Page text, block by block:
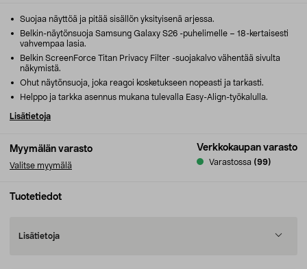
Myymälän varasto
Valitse myymälä
Verkkokaupan varasto
Varastossa (99)
Suojaa näyttöä ja pitää sisällön yksityisenä arjessa.
Belkin-näytönsuoja Samsung Galaxy S26 -puhelimelle – 18-kertaisesti
vahvempaa lasia.
Belkin ScreenForce Titan Privacy Filter -suojakalvo vähentää sivulta
näkymistä.
Ohut näytönsuoja, joka reagoi kosketukseen nopeasti ja tarkasti.
Helppo ja tarkka asennus mukana tulevalla Easy-Align-työkalulla.
Lisätietoja
Tuotetiedot
Lisätietoja